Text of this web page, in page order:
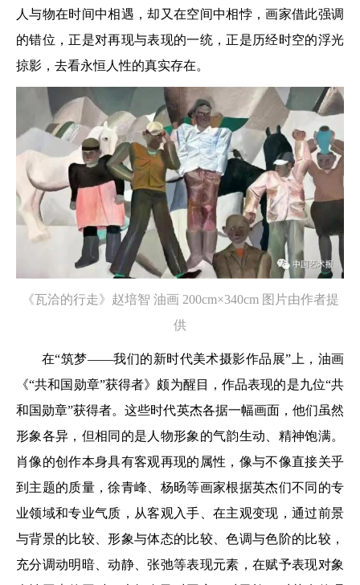
人与物在时间中相遇，却又在空间中相悖，画家借此强调
的错位，正是对再现与表现的一统，正是历经时空的浮光
掠影，去看永恒人性的真实存在。
《瓦洽的行走》赵培智 油画 200cm×340cm 图片由作者提
供
在“筑梦——我们的新时代美术摄影作品展”上，油画
《“共和国勋章”获得者》颇为醒目，作品表现的是九位“共
和国勋章”获得者。这些时代英杰各据一幅画面，他们虽然
形象各异，但相同的是人物形象的气韵生动、精神饱满。
肖像的创作本身具有客观再现的属性，像与不像直接关乎
到主题的质量，徐青峰、杨旸等画家根据英杰们不同的专
业领域和专业气质，从客观入手、在主观变现，通过前景
与背景的比较、形象与体态的比较、色调与色阶的比较，
充分调动明暗、动静、张弛等表现元素，在赋予表现对象